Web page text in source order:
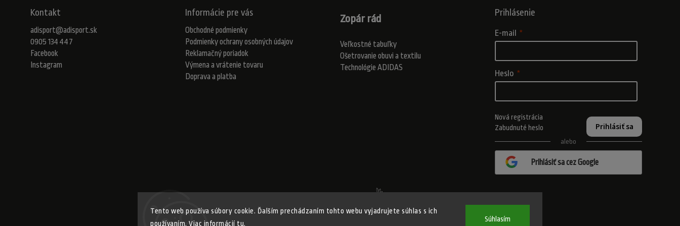
Tento web používa súbory cookie. Ďalším prechádzaním tohto webu vyjadrujete súhlas s ich
používaním. Viac informácií tu.
Súhlasím
Kontakt
adisport@adisport.sk
0905 134 447
Facebook
Instagram
Informácie pre vás
Obchodné podmienky
Podmienky ochrany osobných údajov
Reklamačný poriadok
Výmena a vrátenie tovaru
Doprava a platba
Zopár rád
Veľkostné tabuľky
Ošetrovanie obuvi a textilu
Technológie ADIDAS
Prihlásenie
E-mail
Heslo
Prihlásiť sa
Nová registrácia
Zabudnuté heslo
alebo
Prihlásiť sa cez Google